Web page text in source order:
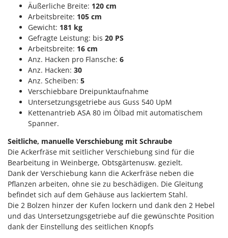
Nudelmaschinen
Obstmühlen Obsthäcksler Obstmuser
Obstpressen
Olivenernter und Schüttler
Palettengabeln für Traktoren
Pelletpressen
Pflüge für Traktor
Planierschilder für Traktoren
Plasmaschneider
Poolroboter
Pools
Poolstaubsauger
R
Rasenmäher
FINI
Fiorentini
Fiskars
Flymo
Fontana Forni
Forest Master
Francini
Gardena
Garofalo
GeoTech
GeoTech Pro
Gierre
Ginko - MGM
Äußerliche Breite: 120 cm
Arbeitsbreite: 105 cm
Gewicht: 181 kg
Gefragte Leistung: bis 20 PS
Arbeitsbreite: 16 cm
Anz. Hacken pro Flansche: 6
Anz. Hacken: 30
Anz. Scheiben: 5
Verschiebbare Dreipunktaufnahme
Untersetzungsgetriebe aus Guss 540 UpM
Kettenantrieb ASA 80 im Ölbad mit automatischem
Spanner.
Seitliche, manuelle Verschiebung mit Schraube
Die Ackerfräse mit seitlicher Verschiebung sind für die
Bearbeitung in Weinberge, Obtsgärtenusw. gezielt.
Dank der Verschiebung kann die Ackerfräse neben die
Pflanzen arbeiten, ohne sie zu beschädigen. Die Gleitung
befindet sich auf dem Gehäuse aus lackiertem Stahl.
Die 2 Bolzen hinzer der Kufen lockern und dank den 2 Hebel
und das Untersetzungsgetriebe auf die gewünschte Position
dank der Einstellung des seitlichen Knopfs